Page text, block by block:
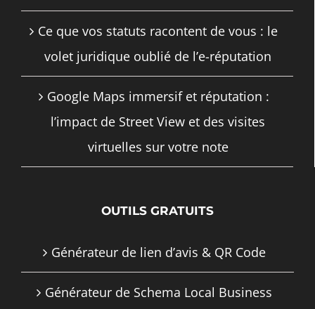
Ce que vos statuts racontent de vous : le
volet juridique oublié de l’e-réputation
Google Maps immersif et réputation :
l’impact de Street View et des visites
virtuelles sur votre note
OUTILS GRATUITS
Générateur de lien d’avis & QR Code
Générateur de Schema Local Business